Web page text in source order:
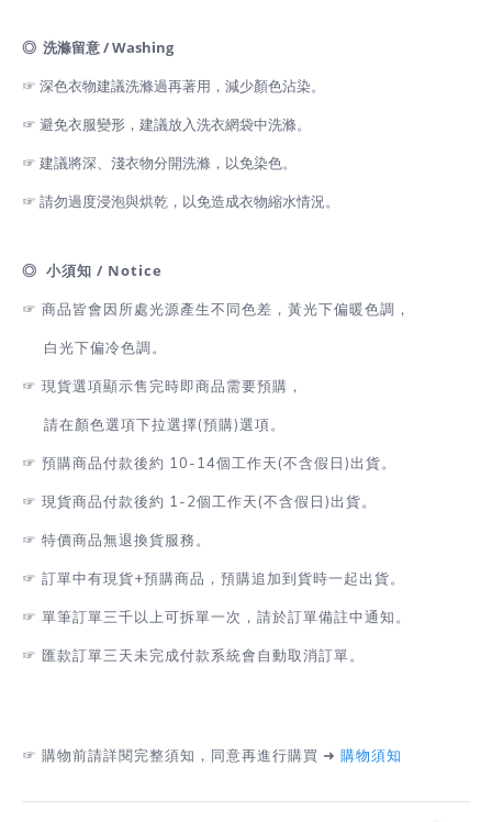
◎ 洗滌留意 / Washing
☞ 深色衣物建議洗滌過再著用，減少顏色沾染。
☞ 避免衣服變形，建議放入洗衣網袋中洗滌。
☞ 建議將深、淺衣物分開洗滌，以免染色。
☞ 請勿過度浸泡與烘乾，以免造成衣物縮水情況。
◎ 小須知 / Notice
☞ 商品皆會因所處光源產生不同色差，黃光下偏暖色調，
白光下偏冷色調。
☞ 現貨選項顯示售完時即商品需要預購，
請在顏色選項下拉選擇(預購)選項。
☞ 預購商品付款後約 10-14個工作天(不含假日)出貨。
☞ 現貨商品付款後約 1-2個工作天(不含假日)出貨。
☞ 特價商品無退換貨服務。
☞ 訂單中有現貨+預購商品，預購追加到貨時一起出貨。
☞ 單筆訂單三千以上可拆單一次，請於訂單備註中通知。
☞ 匯款訂單三天未完成付款系統會自動取消訂單。
☞ 購物前請詳閱完整須知，同意再進行購買 ➜ 購物須知